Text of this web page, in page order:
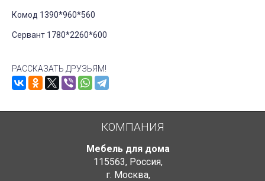
Комод 1390*960*560
Сервант 1780*2260*600
РАССКАЗАТЬ ДРУЗЬЯМ!
КОМПАНИЯ
Мебель для дома
115563, Россия,
г. Москва,